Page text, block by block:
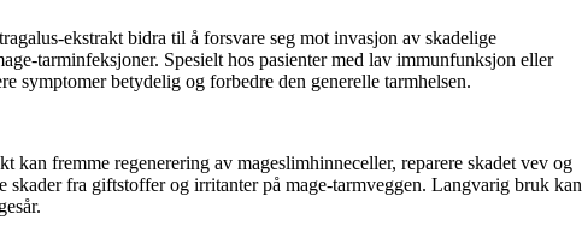
ekstrakt bidra til å forsvare seg mot invasjon av skadelige
tarminfeksjoner. Spesielt hos pasienter med lav immunfunksjon eller
symptomer betydelig og forbedre den generelle tarmhelsen.
kan fremme regenerering av mageslimhinneceller, reparere skadet vev og
skader fra giftstoffer og irritanter på mage-tarmveggen. Langvarig bruk kan